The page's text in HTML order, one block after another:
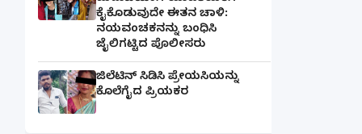
ಕೈಕೊಡುವುದೇ ಈತನ ಚಾಳಿ:
ನಯವಂಚಕನನ್ನು ಬಂಧಿಸಿ
ಜೈಲಿಗಟ್ಟಿದ ಪೊಲೀಸರು
ಜಿಲೆಟಿನ್ ಸಿಡಿಸಿ ಪ್ರೇಯಸಿಯನ್ನು
ಕೊಲೆಗೈದ ಪ್ರಿಯಕರ